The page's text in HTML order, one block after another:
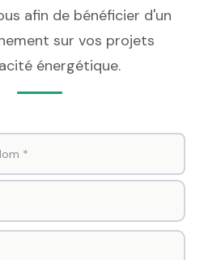
afin de bénéficier d'un
sur vos projets
énergétique.